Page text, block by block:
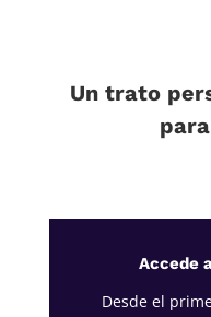
Un trato
Accede
Desde el